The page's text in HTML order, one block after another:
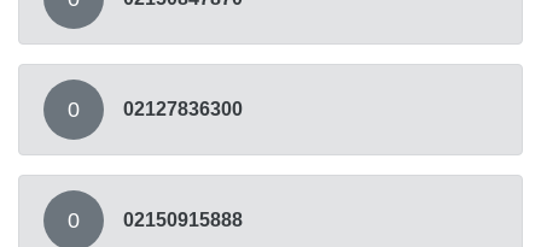
0 02127836300
0 02150915888